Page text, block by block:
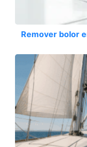
Remover bolor